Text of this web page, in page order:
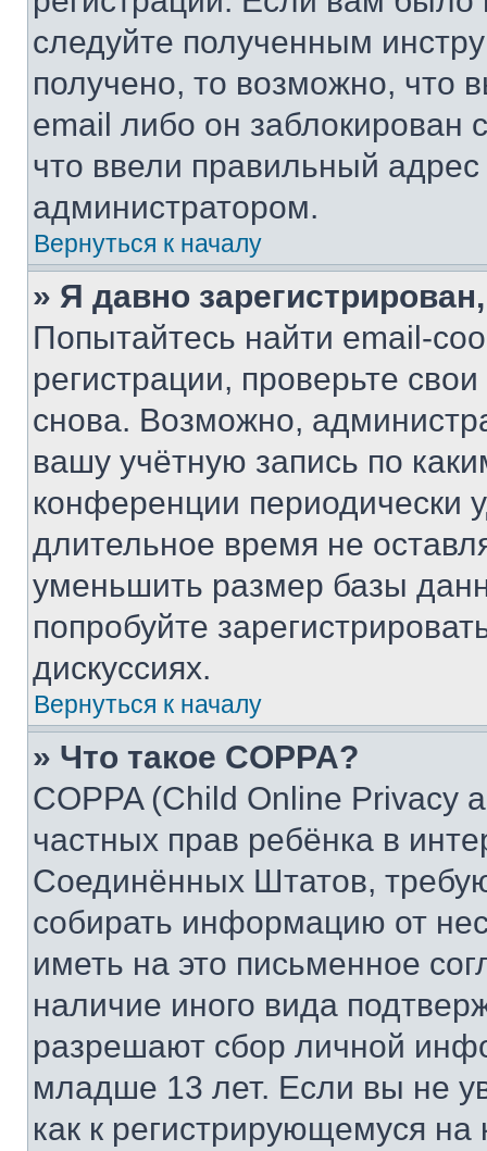
следуйте полученным
получено, то возможно, что
email либо он
что ввели правильный адрес
администратором.
Вернуться к началу
» Я давно
Попытайтесь найти email-
регистрации, проверьте
снова. Возможно,
вашу учётную запись по
конференции периодически
длительное время не
уменьшить размер базы
попробуйте
дискуссиях.
Вернуться к началу
» Что такое COPPA?
COPPA (Child Online Privacy
частных прав ребёнка в
Соединённых Штатов,
собирать информацию от
иметь на это письменное
наличие иного вида
разрешают сбор личной
младше 13 лет. Если вы не
как к регистрирующемуся